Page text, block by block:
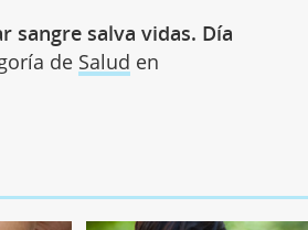
sangre salva vidas. Día
de Salud en